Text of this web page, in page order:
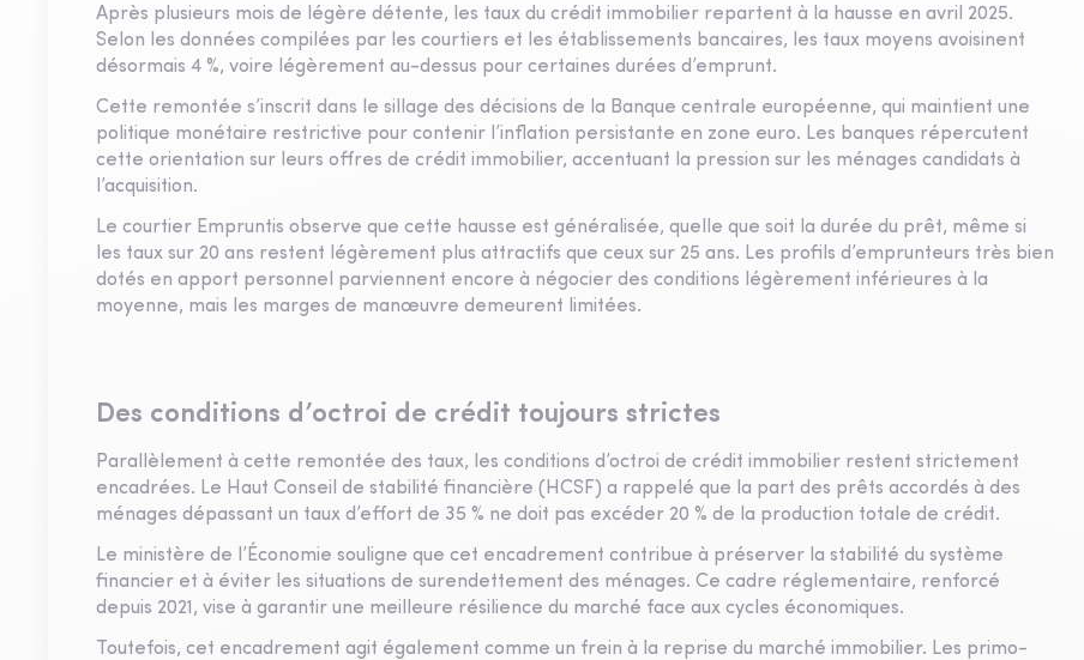
Après plusieurs mois de légère détente, les taux du crédit immobilier repartent à la hausse en avril 2025.
Selon les données compilées par les courtiers et les établissements bancaires, les taux moyens avoisinent
désormais 4 %, voire légèrement au-dessus pour certaines durées d’emprunt.
Cette remontée s’inscrit dans le sillage des décisions de la Banque centrale européenne, qui maintient une
politique monétaire restrictive pour contenir l’inflation persistante en zone euro. Les banques répercutent
cette orientation sur leurs offres de crédit immobilier, accentuant la pression sur les ménages candidats à
l’acquisition.
Le courtier Empruntis observe que cette hausse est généralisée, quelle que soit la durée du prêt, même si
les taux sur 20 ans restent légèrement plus attractifs que ceux sur 25 ans. Les profils d’emprunteurs très bien
dotés en apport personnel parviennent encore à négocier des conditions légèrement inférieures à la
moyenne, mais les marges de manœuvre demeurent limitées.
Des conditions d’octroi de crédit toujours strictes
Parallèlement à cette remontée des taux, les conditions d’octroi de crédit immobilier restent strictement
encadrées. Le Haut Conseil de stabilité financière (HCSF) a rappelé que la part des prêts accordés à des
ménages dépassant un taux d’effort de 35 % ne doit pas excéder 20 % de la production totale de crédit.
Le ministère de l’Économie souligne que cet encadrement contribue à préserver la stabilité du système
financier et à éviter les situations de surendettement des ménages. Ce cadre réglementaire, renforcé
depuis 2021, vise à garantir une meilleure résilience du marché face aux cycles économiques.
Toutefois, cet encadrement agit également comme un frein à la reprise du marché immobilier. Les primo-